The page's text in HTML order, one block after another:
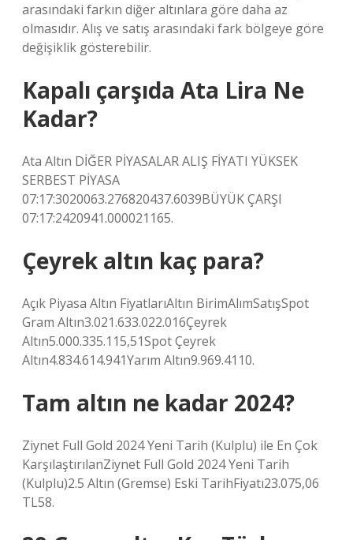
arasındaki farkın diğer altınlara göre daha az
olmasıdır. Alış ve satış arasındaki fark bölgeye göre
değişiklik gösterebilir.
Kapalı çarşıda Ata Lira Ne
Kadar?
Ata Altın DİĞER PİYASALAR ALIŞ FİYATI YÜKSEK
SERBEST PİYASA
07:17:3020063.276820437.6039BÜYÜK ÇARŞI
07:17:2420941.000021165.
Çeyrek altın kaç para?
Açık Piyasa Altın FiyatlarıAltın BirimAlımSatışSpot
Gram Altın3.021.633.022.016Çeyrek
Altın5.000.335.115,51Spot Çeyrek
Altın4.834.614.941Yarım Altın9.969.4110.
Tam altın ne kadar 2024?
Ziynet Full Gold 2024 Yeni Tarih (Kulplu) ile En Çok
KarşılaştırılanZiynet Full Gold 2024 Yeni Tarih
(Kulplu)2.5 Altın (Gremse) Eski TarihFiyatı23.075,06
TL58.